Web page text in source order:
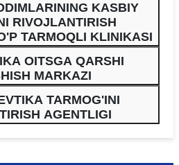
KASBIY
RIVOJLANTIRISH
TARMOQLI KLINIKASI
OITSGA QARSHI
MARKAZI
TARMOG'INI
AGENTLIGI